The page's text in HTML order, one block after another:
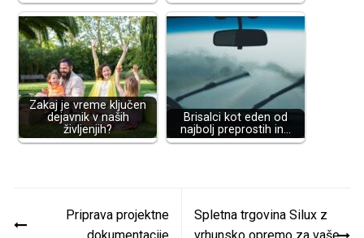
Zakaj je vreme ključen
dejavnik v naših
življenjih?
Brisalci kot eden od
najbolj preprostih in…
prispevkaPriprava projektne
Spletna trgovina Silux z